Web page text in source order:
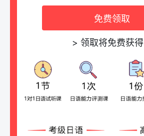
免费领取
> 领取将免费获得